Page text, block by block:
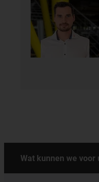
Wat kunnen we voor